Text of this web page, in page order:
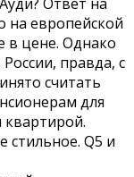
на европейской
в цене. Однако
правда, с
считать
для
квартирой.
Q5 и